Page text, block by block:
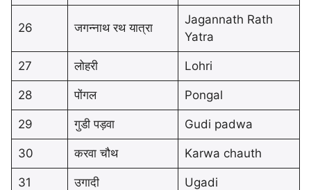
26 जगन्नाथ रथ यात्रा
Jagannath Rath
Yatra
27 लोहरी Lohri
28 पोंगल Pongal
29 गुडी पड़वा Gudi padwa
30 करवा चौथ Karwa chauth
31 उगादी Ugadi